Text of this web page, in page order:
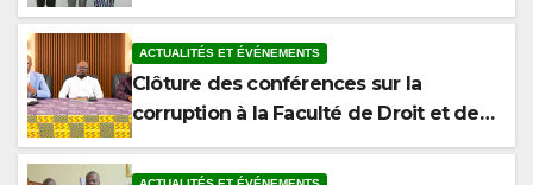
ACTUALITÉS ET ÉVÉNEMENTS
Clôture des conférences sur la
corruption à la Faculté de Droit et des
Sciences Politiques de l’Université de
Kara
ACTUALITÉS ET ÉVÉNEMENTS